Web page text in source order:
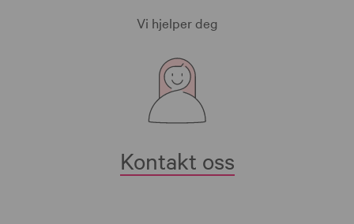
Vi hjelper deg
Kontakt oss